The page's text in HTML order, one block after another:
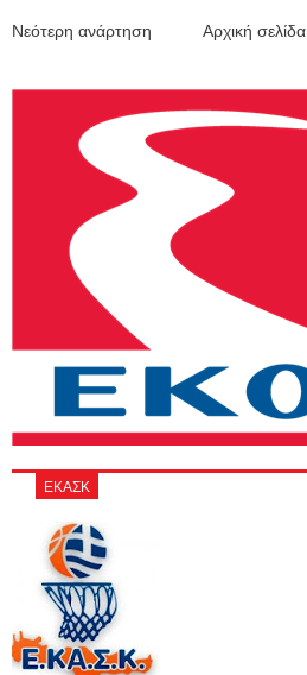
Νεότερη ανάρτηση Αρχική σελίδα
ΕΚΑΣΚ